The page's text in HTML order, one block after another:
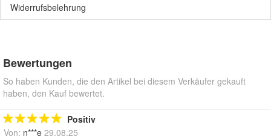
Widerrufsbelehrung
Bewertungen
So haben Kunden, die den Artikel bei diesem Verkäufer gekauft
haben, den Kauf bewertet.
Positiv
Von: n***e 29.08.25